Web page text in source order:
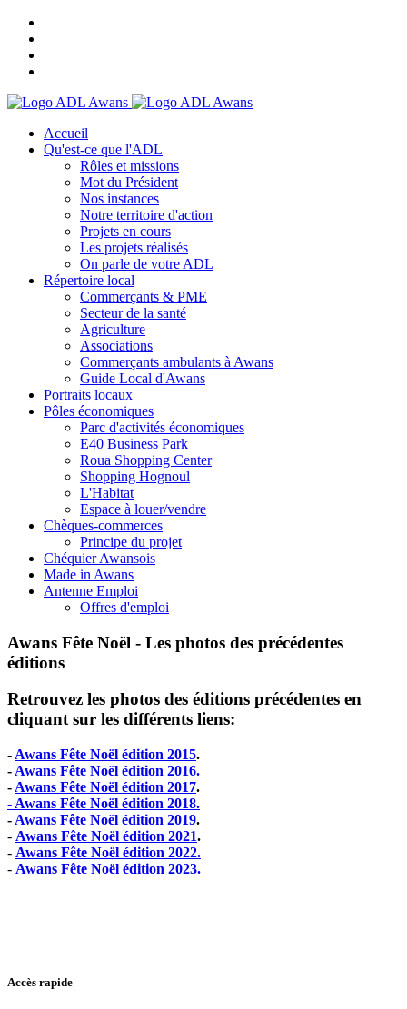
Accueil
Qu'est-ce que l'ADL
Rôles et missions
Mot du Président
Nos instances
Notre territoire d'action
Projets en cours
Les projets réalisés
On parle de votre ADL
Répertoire local
Commerçants & PME
Secteur de la santé
Agriculture
Associations
Commerçants ambulants à Awans
Guide Local d'Awans
Portraits locaux
Pôles économiques
Parc d'activités économiques
E40 Business Park
Roua Shopping Center
Shopping Hognoul
L'Habitat
Espace à louer/vendre
Chèques-commerces
Principe du projet
Chéquier Awansois
Made in Awans
Antenne Emploi
Offres d'emploi
Awans Fête Noël - Les photos des précédentes
éditions
Retrouvez les photos des éditions précédentes en
cliquant sur les différents liens:
- Awans Fête Noël édition 2015.
- Awans Fête Noël édition 2016.
- Awans Fête Noël édition 2017.
- Awans Fête Noël édition 2018.
- Awans Fête Noël édition 2019.
- Awans Fête Noël édition 2021.
- Awans Fête Noël édition 2022.
- Awans Fête Noël édition 2023.
Accès rapide